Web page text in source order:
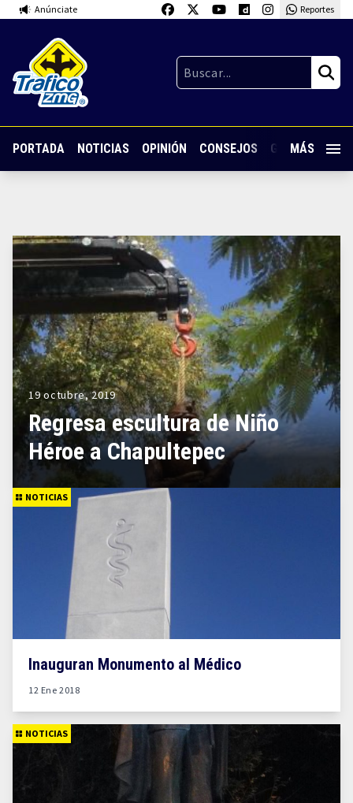
Anúnciate Reportes
PORTADA NOTICIAS OPINIÓN CONSEJOS GUARDIA
MÁS
19 octubre, 2019
Regresa escultura de Niño
Héroe a Chapultepec
NOTICIAS
Inauguran Monumento al Médico
12 Ene 2018
NOTICIAS